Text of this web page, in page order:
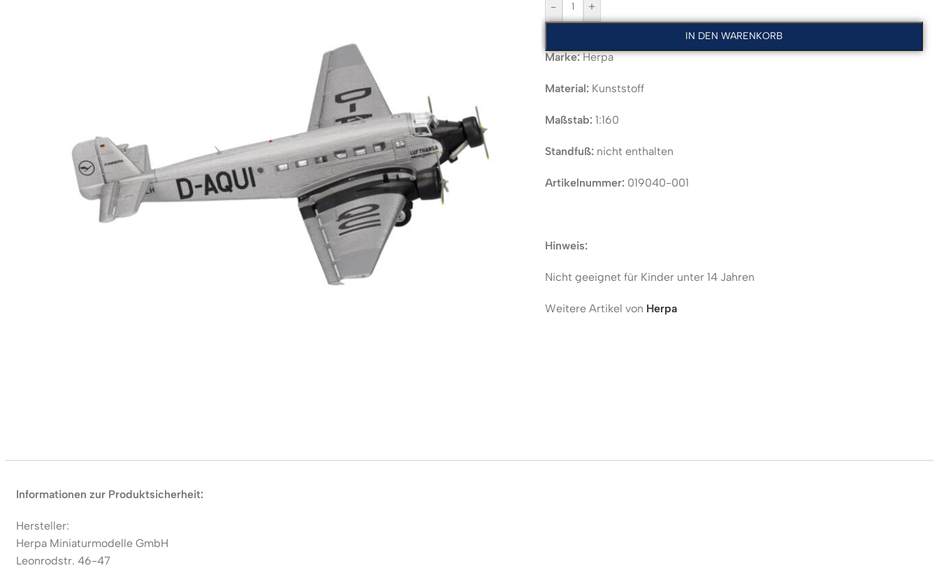
- +
IN DEN WARENKORB
Marke:Herpa
Material:Kunststoff
Maßstab:1:160
Standfuß:nicht enthalten
Artikelnummer: 019040-001
Hinweis:
Nicht geeignet für Kinder unter 14 Jahren
Weitere Artikel von Herpa
Informationen zur Produktsicherheit:
Hersteller:
Herpa Miniaturmodelle GmbH
Leonrodstr. 46-47